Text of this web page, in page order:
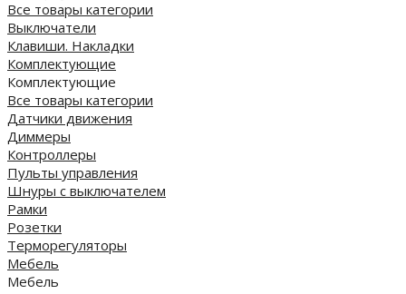
Все товары категории
Выключатели
Клавиши. Накладки
Комплектующие
Комплектующие
Все товары категории
Датчики движения
Диммеры
Контроллеры
Пульты управления
Шнуры с выключателем
Рамки
Розетки
Терморегуляторы
Мебель
Мебель